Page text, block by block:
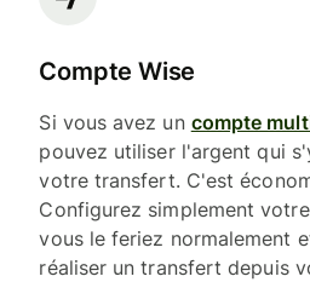
Compte Wise
Si vous avez un compte
pouvez utiliser l'argent qui
votre transfert. C'est
Configurez simplement
vous le feriez normalement
réaliser un transfert depuis